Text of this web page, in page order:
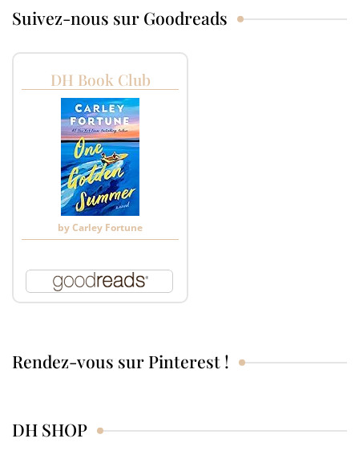
Suivez-nous sur Goodreads
DH Book Club
byCarley Fortune
Rendez-vous sur Pinterest !
DH SHOP